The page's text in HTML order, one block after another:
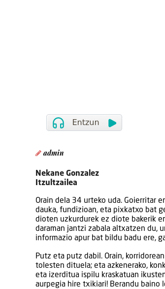
admin
Nekane Gonzalez
Itzultzailea
Orain dela 34 urteko uda. Goierritar
dauka, fundizioan, eta pixkatxo bat
dioten uzkurdurek ez diote bakerik
daraman jantzi zabala altxatzen du,
informazio apur bat bildu badu ere,
Putz eta putz dabil. Orain,
tolesten dituela; eta azkenerako,
eta izerditua ispilu kraskatuan
aurpegia hire txikiari! Berandu baino